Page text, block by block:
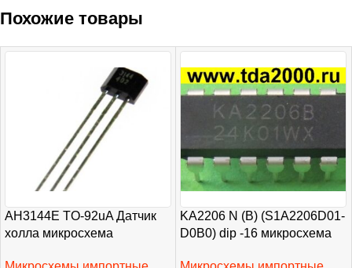
Похожие товары
AH3144E TO-92uA Датчик
холла микросхема
KA2206 N (B) (S1A2206D01-
D0B0) dip -16 микросхема